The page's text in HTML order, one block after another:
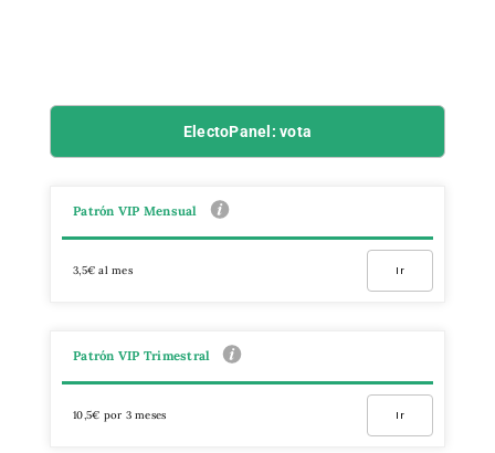
ElectoPanel: vota
Patrón VIP Mensual
3,5€ al mes Ir
Patrón VIP Trimestral
10,5€ por 3 meses Ir